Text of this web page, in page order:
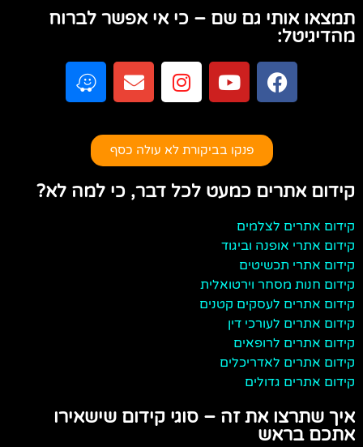
תמצאו אותי גם שם – כי אי אפשר לברוח
מהדיגיטל:
פנקו בביקורת לא עולה כסף
קידום אתרים כמעט לכל דבר, כי למה לא?
קידום אתרים לצלמים
קידום אתרי אופנה וביגוד
קידום אתרי תכשיטים
קידום חנות מסחר וירטואלית
קידום אתרים לעסקים קטנים
קידום אתרים לעורכי דין
קידום אתרים לרופאים
קידום אתרים לאדריכלים
קידום אתרים גדולים
איך שתרצו את זה – סוגי קידום שישאירו
אתכם בראש